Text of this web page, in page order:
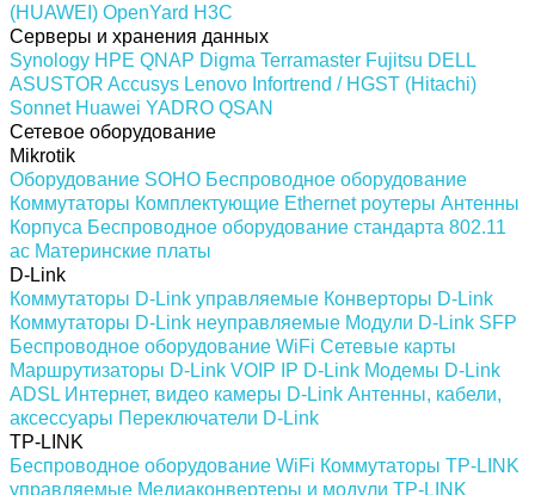
(HUAWEI) OpenYard H3C
Серверы и хранения данных
Synology HPE QNAP Digma Terramaster Fujitsu DELL
ASUSTOR Accusys Lenovo Infortrend / HGST (Hitachi)
Sonnet Huawei YADRO QSAN
Сетевое оборудование
Mikrotik
Оборудование SOHO Беспроводное оборудование
Коммутаторы Комплектующие Ethernet роутеры Антенны
Корпуса Беспроводное оборудование стандарта 802.11
ас Материнские платы
D-Link
Коммутаторы D-Link управляемые Конверторы D-Link
Коммутаторы D-Link неуправляемые Модули D-Link SFP
Беспроводное оборудование WiFi Сетевые карты
Маршрутизаторы D-Link VOIP IP D-Link Модемы D-Link
ADSL Интернет, видео камеры D-Link Антенны, кабели,
аксессуары Переключатели D-Link
TP-LINK
Беспроводное оборудование WiFi Коммутаторы TP-LINK
управляемые Медиаконвертеры и модули TP-LINK